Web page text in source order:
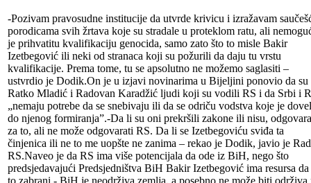
-Pozivam pravosudne institucije da utvrde krivicu i izražavam
porodicama svih žrtava koje su stradale u proteklom ratu, ali
je prihvatitu kvalifikaciju genocida, samo zato što to misle Bakir
Izetbegović ili neki od stranaca koji su požurili da daju tu vrstu
kvalifikacije. Prema tome, tu se apsolutno ne možemo saglasiti –
ustvrdio je Dodik.On je u izjavi novinarima u Bijeljini ponovio da su
Ratko Mladić i Radovan Karadžić ljudi koji su vodili RS i da Srbi i
„nemaju potrebe da se snebivaju ili da se odriču vodstva koje je
do njenog formiranja”.-Da li su oni prekršili zakone ili nisu,
za to, ali ne može odgovarati RS. Da li se Izetbegoviću sviđa ta
činjenica ili ne to me uopšte ne zanima – rekao je Dodik, javio je
RS.Naveo je da RS ima više potencijala da ode iz BiH, nego što
predsjedavajući Predsjedništva BiH Bakir Izetbegović ima resursa
to zabrani.- BiH je neodrživa zemlja, a posebno ne može biti održiva